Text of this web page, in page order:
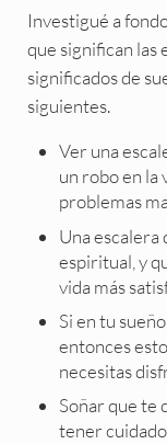
Investigué a
que significan las
significados de
siguientes.
Ver una
un robo en la
problemas
Una
espiritual, y
vida más
Si en tu
entonces
necesitas
Soñar que te
tener